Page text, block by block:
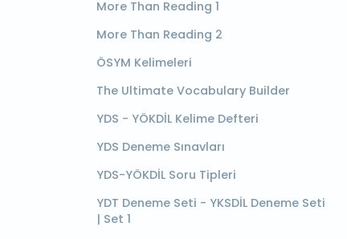
More Than Reading 1
More Than Reading 2
ÖSYM Kelimeleri
The Ultimate Vocabulary Builder
YDS - YÖKDİL Kelime Defteri
YDS Deneme Sınavları
YDS-YÖKDİL Soru Tipleri
YDT Deneme Seti - YKSDİL Deneme Seti
| Set 1